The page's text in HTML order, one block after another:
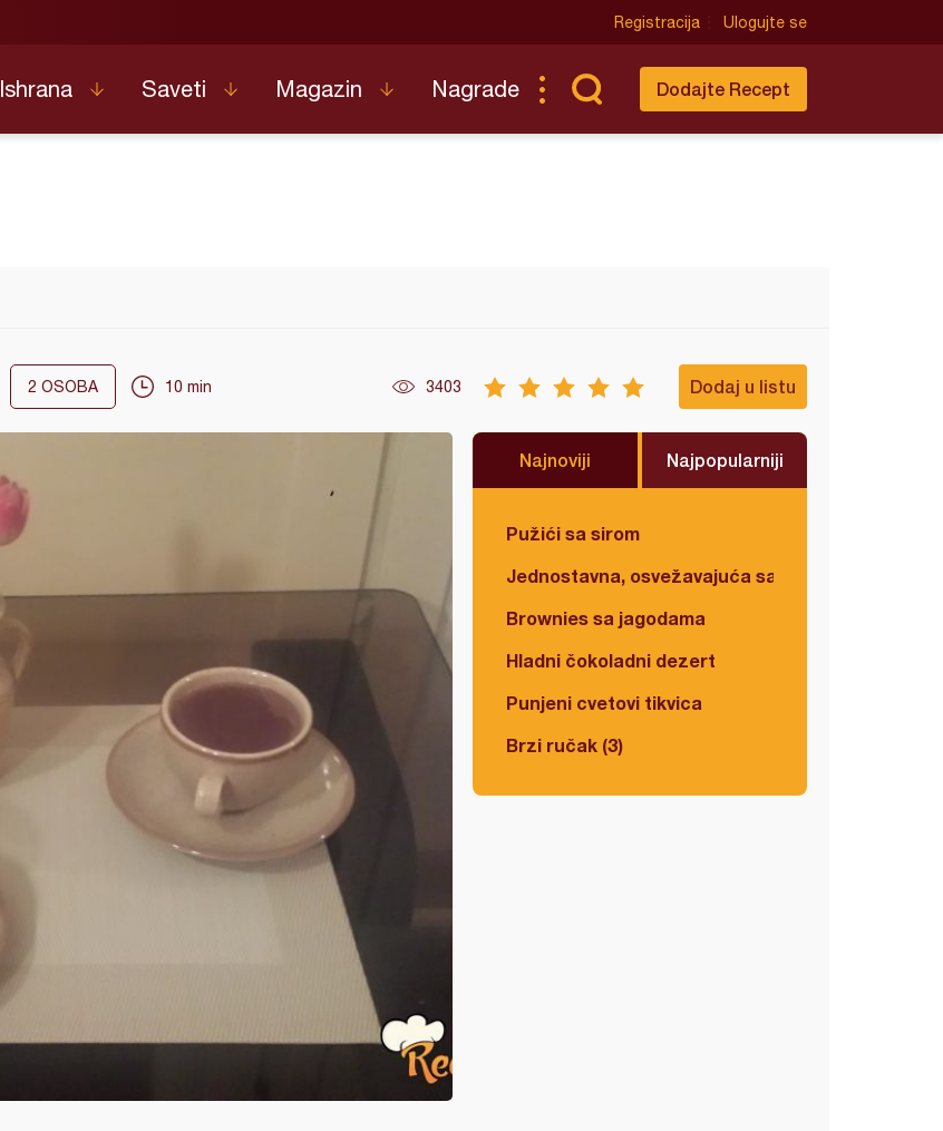
Registracija Ulogujte se
Ishrana Saveti Magazin Nagrade Dodajte Recept
2 OSOBA 10 min 3403 Dodaj u listu
Najnoviji Najpopularniji
Pužići sa sirom
Jednostavna, osvežavajuća salata
Brownies sa jagodama
Hladni čokoladni dezert
Punjeni cvetovi tikvica
Brzi ručak (3)